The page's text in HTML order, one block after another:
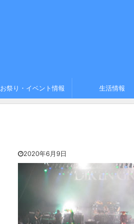
お祭り・イベント情報 生活情報
2020年6月9日